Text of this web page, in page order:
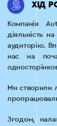
ХІД
Компанія
діяльність
аудиторію.
нас на
Ми створили
Згодом,